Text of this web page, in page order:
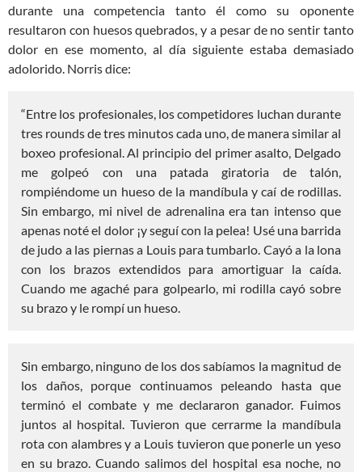
durante una competencia tanto él como su oponente
resultaron con huesos quebrados, y a pesar de no sentir tanto
dolor en ese momento, al día siguiente estaba demasiado
adolorido. Norris dice:
“Entre los profesionales, los competidores luchan durante
tres rounds de tres minutos cada uno, de manera similar al
boxeo profesional. Al principio del primer asalto, Delgado
me golpeó con una patada giratoria de talón,
rompiéndome un hueso de la mandíbula y caí de rodillas.
Sin embargo, mi nivel de adrenalina era tan intenso que
apenas noté el dolor ¡y seguí con la pelea! Usé una barrida
de judo a las piernas a Louis para tumbarlo. Cayó a la lona
con los brazos extendidos para amortiguar la caída.
Cuando me agaché para golpearlo, mi rodilla cayó sobre
su brazo y le rompí un hueso.
Sin embargo, ninguno de los dos sabíamos la magnitud de
los daños, porque continuamos peleando hasta que
terminó el combate y me declararon ganador. Fuimos
juntos al hospital. Tuvieron que cerrarme la mandíbula
rota con alambres y a Louis tuvieron que ponerle un yeso
en su brazo. Cuando salimos del hospital esa noche, no